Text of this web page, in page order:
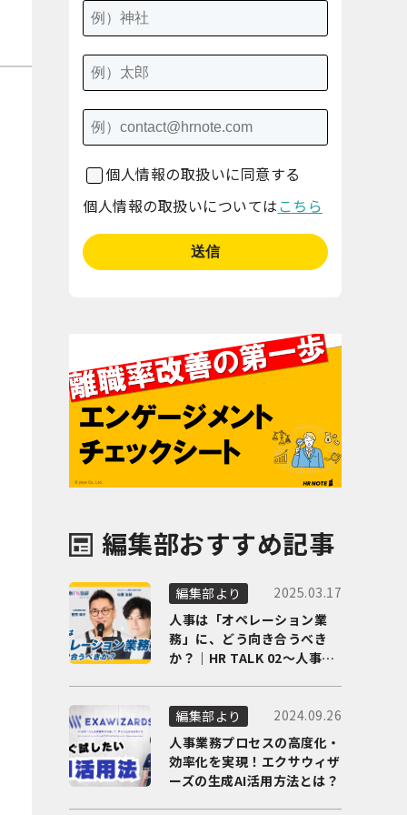
個人情報の取扱いに同意する
個人情報の取扱いについては こちら
編集部おすすめ記事
編集部より
2025.03.17
人事は「オペレーション業
務」に、どう向き合うべき
か？｜HR TALK 02～人事DX
編集部より
2024.09.26
人事業務プロセスの高度化・
効率化を実現！エクサウィザ
ーズの生成AI活用方法とは？